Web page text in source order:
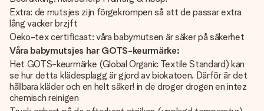
Extra: de mutsjes zijn förgekrompen så att de passar extra
lång vacker brzjft
Oeko-tex certificaat: våra babymutsen är säker på säkerhet
Våra babymutsjes har GOTS-keurmärke:
Het GOTS-keurmärke (Global Organic Textile Standard) kan
se hur detta klädesplagg är gjord av biokatoen. Därför är det
hållbara kläder och en helt säker! in de droger drogen en intez
chemisch reinigen